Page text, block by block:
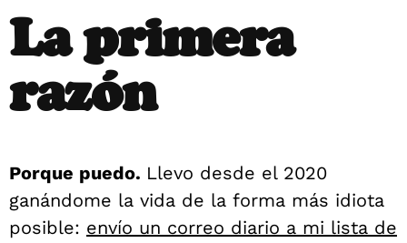
La primera
razón
Porque puedo. Llevo desde el 2020
ganándome la vida de la forma más idiota
posible: envío un correo diario a mi lista de